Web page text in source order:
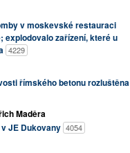
v moskevské restauraci
explodovalo zařízení, které u
4229
římského betonu rozluštěna
Maděra
JE Dukovany 4054